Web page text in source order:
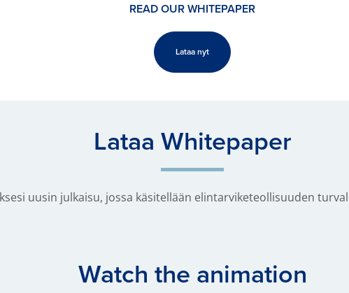
READ OUR WHITEPAPER
Lataa nyt
Lataa Whitepaper
uusin julkaisu, jossa käsitellään elintarviketeollisuuden
Watch the animation